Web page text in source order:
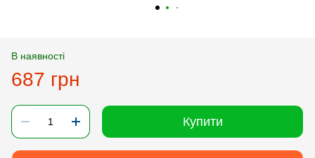
В наявності
687 грн
Купити